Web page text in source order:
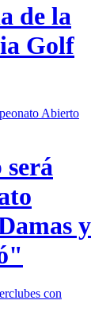
de la
Golf
y